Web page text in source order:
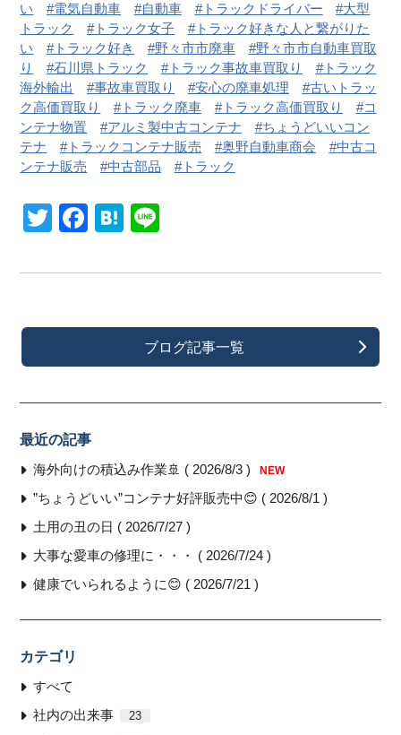
い 電気自動車 自動車 トラックドライバー
大型
トラック
トラック女子
トラック好きな人と繋がりた
い
トラック好き 野々市市廃車
野々市市自動車買取
り
石川県トラック トラック事故車買取り
トラック
海外輸出
事故車買取り 安心の廃車処理
古いトラッ
ク高価買取り
トラック廃車 トラック高価買取り
コ
ンテナ物置
アルミ製中古コンテナ
ちょうどいいコン
テナ
トラックコンテナ販売 奥野自動車商会
中古コ
ンテナ販売
中古部品 トラック
TwitterFacebook
Hatena
ブログ記事一覧
最近の記事
海外向けの積込み作業🚢 ( 2026/8/3 ) NEW
”ちょうどいい”コンテナ好評販売中😊 ( 2026/8/1 )
土用の丑の日 ( 2026/7/27 )
大事な愛車の修理に・・・ ( 2026/7/24 )
健康でいられるように😊 ( 2026/7/21 )
カテゴリ
すべて
社内の出来事
23